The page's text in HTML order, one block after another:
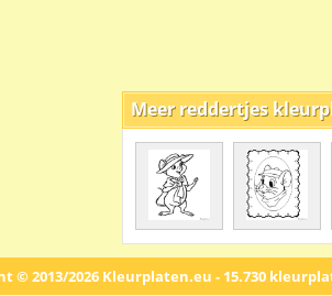
Meer reddertjes
© 2013/2026 Kleurplaten.eu - 15.730